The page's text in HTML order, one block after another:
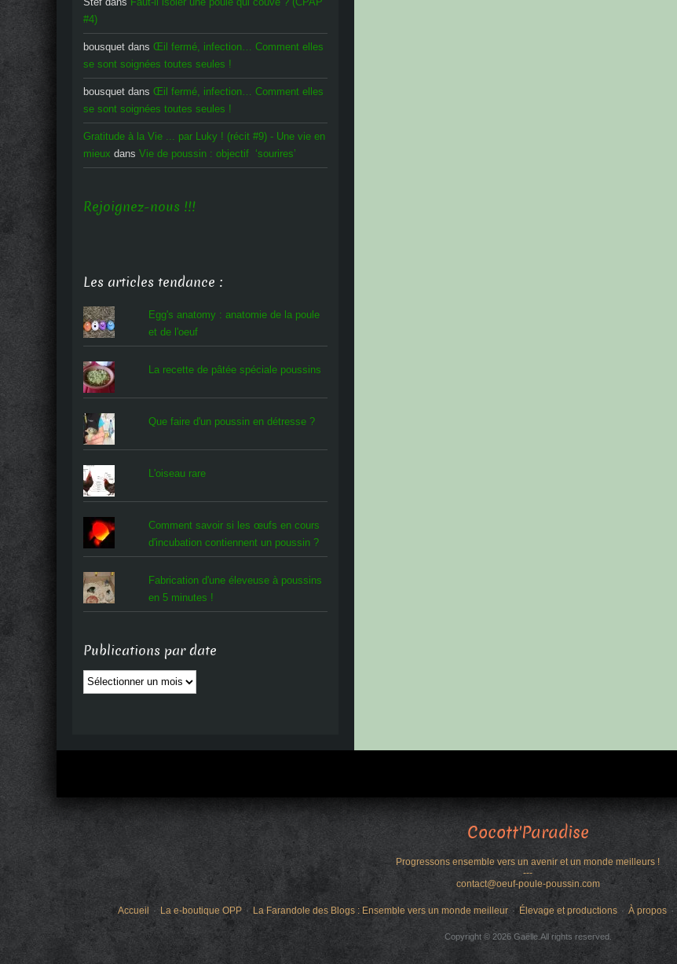
#4)
bousquet dans Œil fermé, infection… Comment elles
se sont soignées toutes seules !
bousquet dans Œil fermé, infection… Comment elles
se sont soignées toutes seules !
Gratitude à la Vie ... par Luky ! (récit #9) - Une vie en
mieux dans Vie de poussin : objectif ‘sourires’
Rejoignez-nous !!!
Les articles tendance :
Egg's anatomy : anatomie de la poule
et de l'oeuf
La recette de pâtée spéciale poussins
Que faire d'un poussin en détresse ?
L'oiseau rare
Comment savoir si les œufs en cours
d'incubation contiennent un poussin ?
Fabrication d'une éleveuse à poussins
en 5 minutes !
Publications par date
Publications
par
Cocott'Paradise
Progressons ensemble vers un avenir et un monde meilleurs !
---
contact@oeuf-poule-poussin.com
Accueil La e-boutique OPP La Farandole des Blogs : Ensemble vers un monde meilleur Élevage et productions À propos
Copyright © 2026 Gaëlle.All rights reserved.